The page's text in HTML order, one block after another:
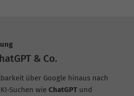
& Co.
über Google hinaus nach
Suchen wie ChatGPT und